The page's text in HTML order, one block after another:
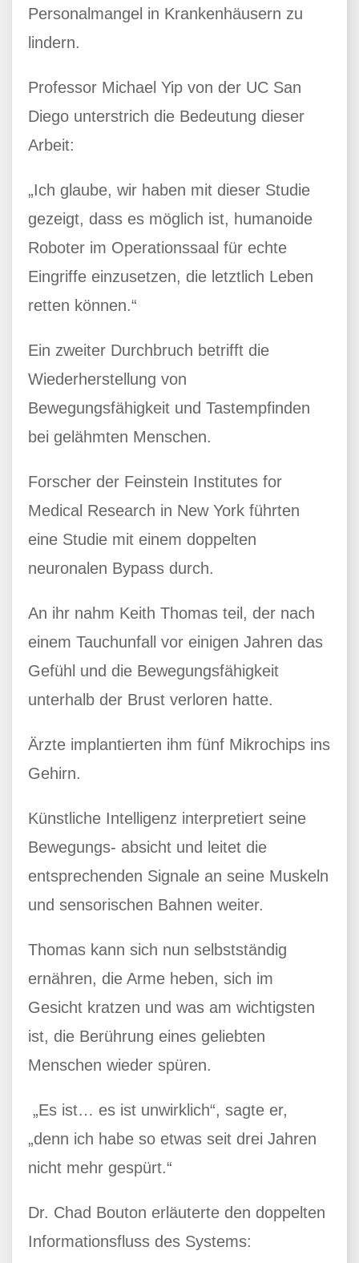
Personalmangel in Krankenhäusern zu
lindern.
Professor Michael Yip von der UC San
Diego unterstrich die Bedeutung dieser
Arbeit:
„Ich glaube, wir haben mit dieser Studie
gezeigt, dass es möglich ist, humanoide
Roboter im Operationssaal für echte
Eingriffe einzusetzen, die letztlich Leben
retten können.“
Ein zweiter Durchbruch betrifft die
Wiederherstellung von
Bewegungsfähigkeit und Tastempfinden
bei gelähmten Menschen.
Forscher der Feinstein Institutes for
Medical Research in New York führten
eine Studie mit einem doppelten
neuronalen Bypass durch.
An ihr nahm Keith Thomas teil, der nach
einem Tauchunfall vor einigen Jahren das
Gefühl und die Bewegungsfähigkeit
unterhalb der Brust verloren hatte.
Ärzte implantierten ihm fünf Mikrochips ins
Gehirn.
Künstliche Intelligenz interpretiert seine
Bewegungs- absicht und leitet die
entsprechenden Signale an seine Muskeln
und sensorischen Bahnen weiter.
Thomas kann sich nun selbstständig
ernähren, die Arme heben, sich im
Gesicht kratzen und was am wichtigsten
ist, die Berührung eines geliebten
Menschen wieder spüren.
„Es ist… es ist unwirklich“, sagte er,
„denn ich habe so etwas seit drei Jahren
nicht mehr gespürt.“
Dr. Chad Bouton erläuterte den doppelten
Informationsfluss des Systems: